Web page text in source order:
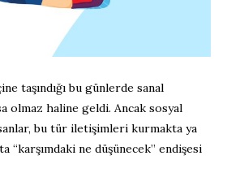
taşındığı bu günlerde sanal
olmaz haline geldi. Ancak sosyal
bu tür iletişimleri kurmakta ya
“karşımdaki ne düşünecek” endişesi